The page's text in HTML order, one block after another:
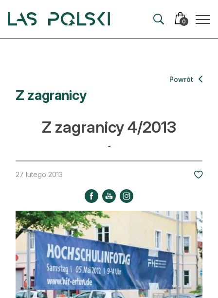
0
Artykuły
Hodowla lasu
Nowe technologie
Kultura i historia
Strefa eksperta
Auto do lasu
Dla drwala
Leśnik na zakupach
Z zagranicy
Powrót
Z zagranicy 4/2013
-
27 lutego 2013